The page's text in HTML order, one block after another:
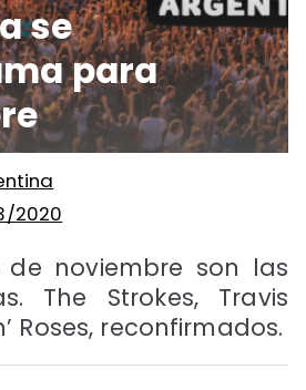
se
para
2020
de noviembre son las
The Strokes, Travis
Roses, reconfirmados.